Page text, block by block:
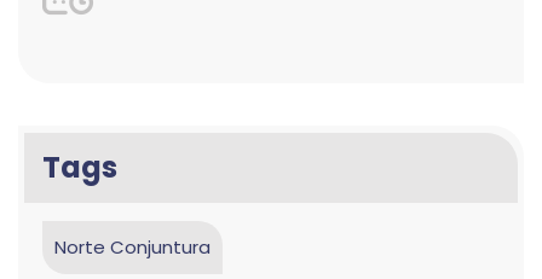
Tags
Norte Conjuntura